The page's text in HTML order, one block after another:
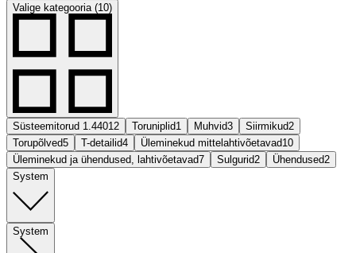
Valige kategooria (10)
Süsteemitorud 1.4401 2 Toruniplid1 Muhvid3 Siirmikud2
Torupõlved5 T-detailid4 Üleminekud mittelahtivõetavad10
Üleminekud ja ühendused, lahtivõetavad7 Sulgurid2 Ühendused2
System
System